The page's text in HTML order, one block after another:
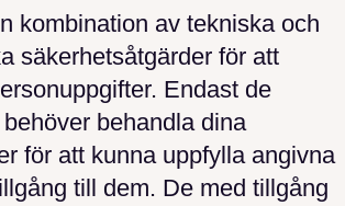
kombination av tekniska och
säkerhetsåtgärder för att
Endast de
behandla dina
för att kunna uppfylla angivna
till dem. De med tillgång